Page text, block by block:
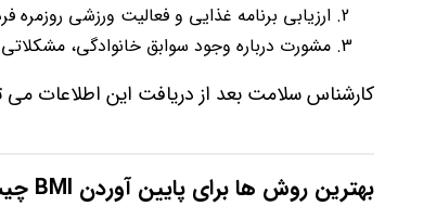
ارزیابی برنامه غذایی و فعالیت ورزشی روزمره
مشورت درباره وجود سوابق خانوادگی،
کارشناس سلامت بعد از دریافت این اطلاعات می‌
بهترین روش ها برای پایین آوردن BMI چیست؟